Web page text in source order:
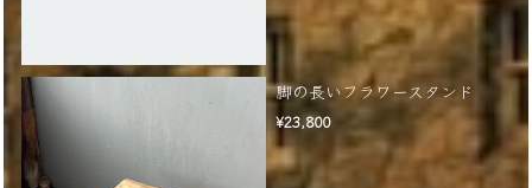
脚の長いフラワースタンド
¥23,800